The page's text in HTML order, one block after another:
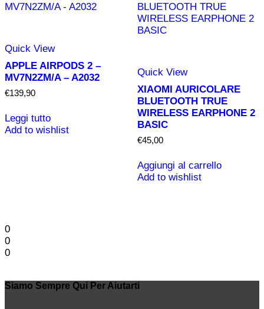
Quick View
APPLE AIRPODS 2 –
MV7N2ZM/A – A2032
€139,90
Leggi tutto
Add to wishlist
Quick View
XIAOMI AURICOLARE
BLUETOOTH TRUE
WIRELESS EARPHONE 2
BASIC
€45,00
Aggiungi al carrello
Add to wishlist
0
0
0
Siamo Sempre Qui Per Aiutarti